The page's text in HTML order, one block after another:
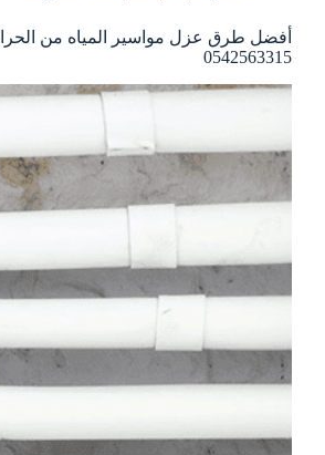
أفضل طرق عزل مواسير المياه من
0542563315